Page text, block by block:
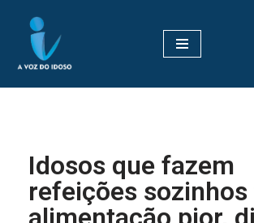
Pular
para
Idosos que fazem
refeições